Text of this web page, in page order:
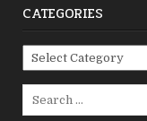
CATEGORIES
Categories